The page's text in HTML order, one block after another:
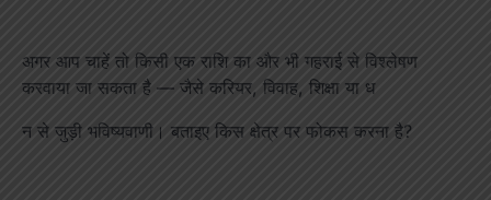
अगर आप चाहें तो किसी एक राशि का और भी गहराई से विश्लेषण
करवाया जा सकता है — जैसे करियर, विवाह, शिक्षा या ध
न से जुड़ी भविष्यवाणी। बताइए किस क्षेत्र पर फोकस करना है?